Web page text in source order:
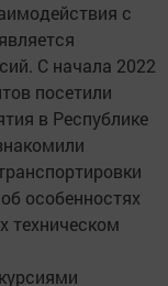
с
С начала 2022
посетили
в Республике
особенностях
техническом